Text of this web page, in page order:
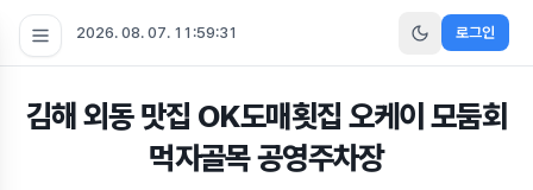
2026. 08. 07. 11:59:31 로그인
김해 외동 맛집 OK도매횟집 오케이 모둠회
먹자골목 공영주차장